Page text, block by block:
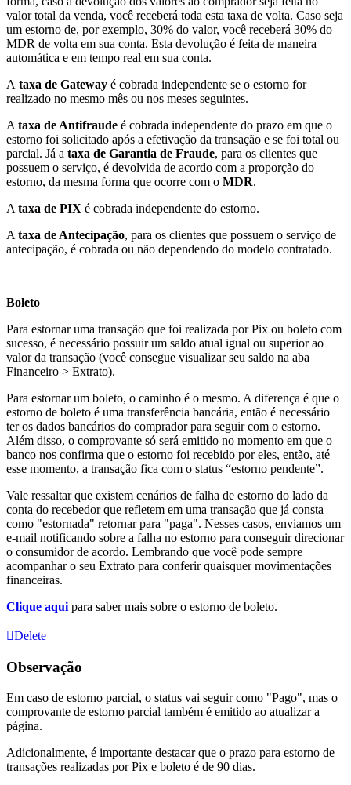
valor total da venda, você receberá toda esta taxa de volta. Caso seja
um estorno de, por exemplo, 30% do valor, você receberá 30% do
MDR de volta em sua conta. Esta devolução é feita de maneira
automática e em tempo real em sua conta.
A taxa de Gateway é cobrada independente se o estorno for
realizado no mesmo mês ou nos meses seguintes.
A taxa de Antifraude é cobrada independente do prazo em que o
estorno foi solicitado após a efetivação da transação e se foi total ou
parcial. Já a taxa de Garantia de Fraude, para os clientes que
possuem o serviço, é devolvida de acordo com a proporção do
estorno, da mesma forma que ocorre com o MDR.
A taxa de PIX é cobrada independente do estorno.
A taxa de Antecipação, para os clientes que possuem o serviço de
antecipação, é cobrada ou não dependendo do modelo contratado.
Boleto
Para estornar uma transação que foi realizada por Pix ou boleto com
sucesso, é necessário possuir um saldo atual igual ou superior ao
valor da transação (você consegue visualizar seu saldo na aba
Financeiro > Extrato).
Para estornar um boleto, o caminho é o mesmo. A diferença é que o
estorno de boleto é uma transferência bancária, então é necessário
ter os dados bancários do comprador para seguir com o estorno.
Além disso, o comprovante só será emitido no momento em que o
banco nos confirma que o estorno foi recebido por eles, então, até
esse momento, a transação fica com o status “estorno pendente”.
Vale ressaltar que existem cenários de falha de estorno do lado da
conta do recebedor que refletem em uma transação que já consta
como "estornada" retornar para "paga". Nesses casos, enviamos um
e-mail notificando sobre a falha no estorno para conseguir direcionar
o consumidor de acordo. Lembrando que você pode sempre
acompanhar o seu Extrato para conferir quaisquer movimentações
financeiras.
Clique aqui para saber mais sobre o estorno de boleto.
Delete
Observação
Em caso de estorno parcial, o status vai seguir como "Pago", mas o
comprovante de estorno parcial também é emitido ao atualizar a
página.
Adicionalmente, é importante destacar que o prazo para estorno de
transações realizadas por Pix e boleto é de 90 dias.